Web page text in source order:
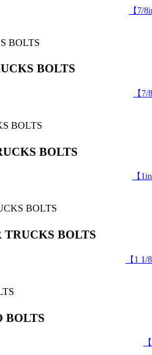
【7/
BOLTS
【
BOLTS
【
TRUCKS BOLTS
【1
BOLTS